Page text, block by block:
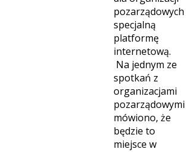
pozarządowych
specjalną
platformę
internetową.
Na jednym ze
spotkań z
organizacjami
pozarządowymi
mówiono, że
będzie to
miejsce w